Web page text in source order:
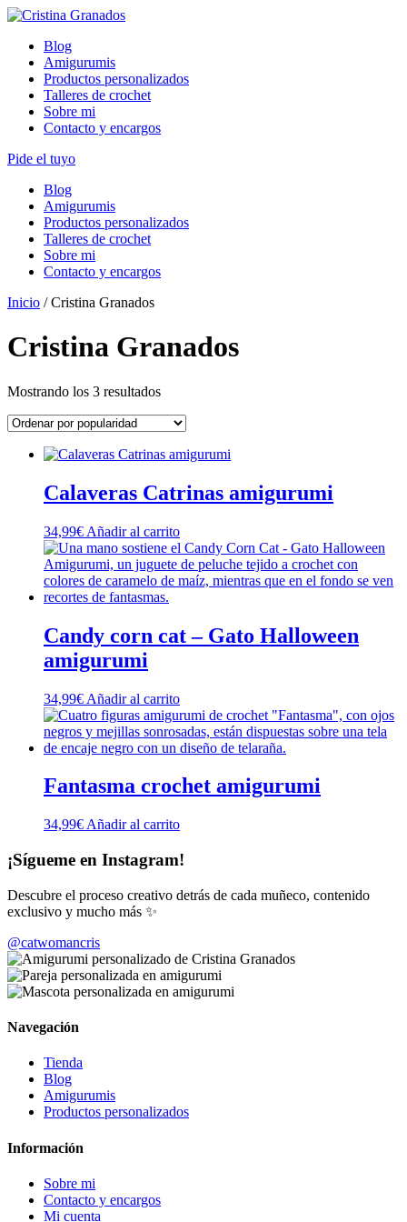
Skip
contentBlog
Amigurumis
Productos personalizados
Talleres de crochet
Sobre mi
Contacto y encargos
Pide el tuyo
Blog
Amigurumis
Productos personalizados
Talleres de crochet
Sobre mi
Contacto y encargos
Inicio / Cristina Granados
Cristina Granados
Mostrando los 3 resultadosOrdenado
popularidad
Calaveras Catrinas amigurumi
34,99€ Añadir al carrito
Candy corn cat – Gato Halloween
amigurumi
34,99€ Añadir al carrito
Fantasma crochet amigurumi
34,99€ Añadir al carrito
¡Sígueme en Instagram!
Descubre el proceso creativo detrás de cada muñeco, contenido
exclusivo y mucho más ✨
@catwomancris
Navegación
Tienda
Blog
Amigurumis
Productos personalizados
Información
Sobre mi
Contacto y encargos
Mi cuenta